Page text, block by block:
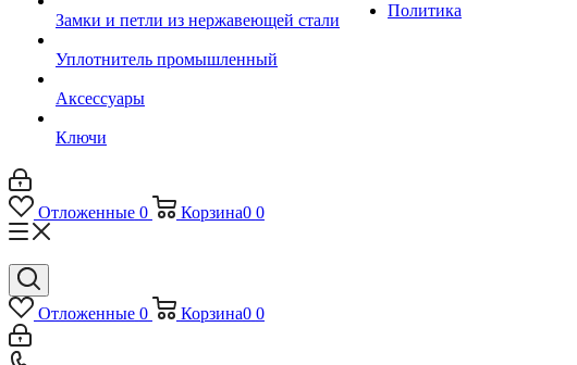
Замки и петли из нержавеющей стали
Уплотнитель промышленный
Аксессуары
Ключи
Политика
Отложенные 0 Корзина0 0
Отложенные 0 Корзина0 0